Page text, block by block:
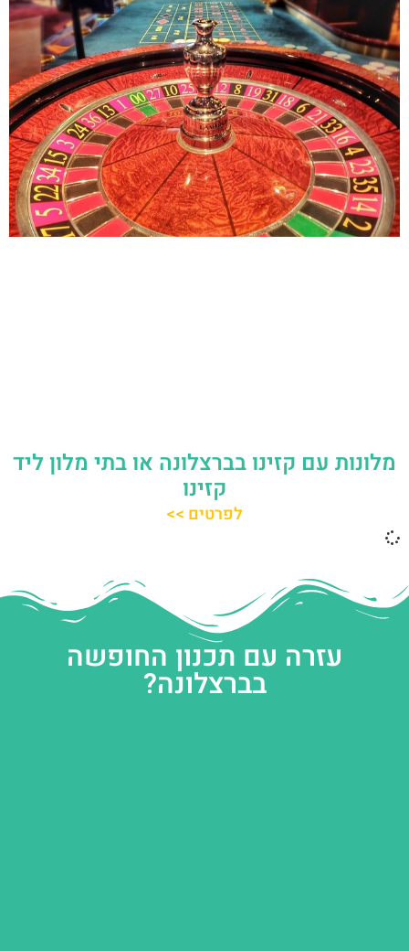
מלונות עם קזינו בברצלונה או בתי מלון ליד
קזינו
לפרטים >>
עזרה עם תכנון החופשה
בברצלונה?